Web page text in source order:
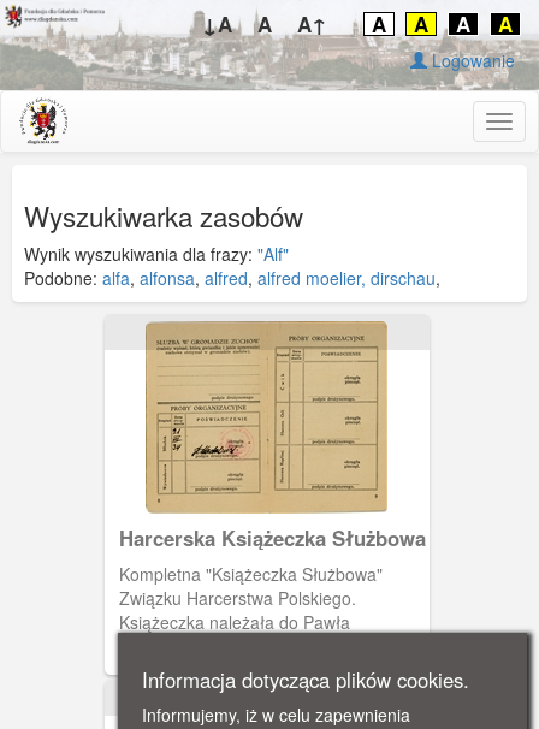
↓A A A↑ A A A A
Logowanie
Wyszukiwarka zasobów
Wynik wyszukiwania dla frazy: "Alf"
Podobne: alfa, alfonsa, alfred, alfred moelier, dirschau,
Harcerska Książeczka Służbowa
Kompletna "Książeczka Służbowa"
Związku Harcerstwa Polskiego.
Książeczka należała do Pawła
wystawiona 19 czerwca 1937 roku
przez harcmistrza Alfa Liczmańskiego.
Na ósmej stronie miejsce na wpis
Informacja dotycząca plików cookies.
Informujemy, iż w celu zapewnienia